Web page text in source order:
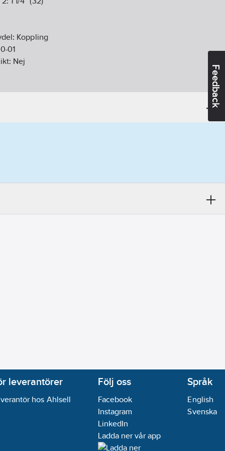
Feedback
Koppling
01
Nej
leverantörer
hos Ahlsell
Följ oss
Facebook
Instagram
LinkedIn
Ladda ner vår app
Språk
English
Svenska